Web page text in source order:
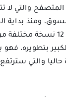
المتصفح والتي
ومنذ بداية
الشركة بإصدار حوالي 12
بتطويره،
والتي